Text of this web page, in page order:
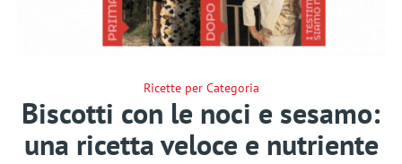
Ricette per Categoria
Biscotti con le noci e sesamo:
una ricetta veloce e nutriente